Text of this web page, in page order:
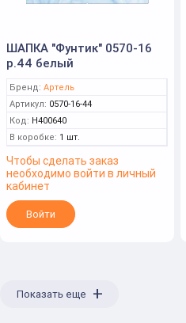
ШАПКА "Фунтик" 0570-16
р.44 белый
Бренд: Артель
Артикул: 0570-16-44
Код: Н400640
В коробке: 1 шт.
Чтобы сделать заказ
необходимо войти в личный
кабинет
Войти
Показать еще +